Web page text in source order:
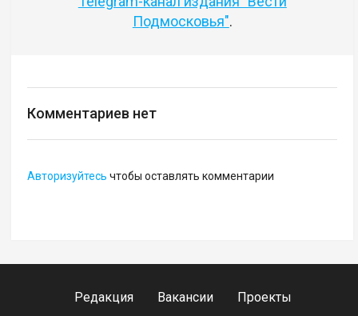
Подмосковья".
Комментариев нет
Авторизуйтесь чтобы оставлять комментарии
Редакция Вакансии
Проекты